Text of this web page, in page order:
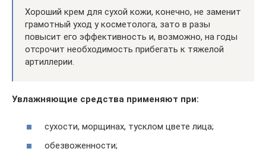
Хороший крем для сухой кожи, конечно, не заменит
грамотный уход у косметолога, зато в разы
повысит его эффективность и, возможно, на годы
отсрочит необходимость прибегать к тяжелой
артиллерии.
Увлажняющие средства применяют при:
сухости, морщинах, тусклом цвете лица;
обезвоженности;